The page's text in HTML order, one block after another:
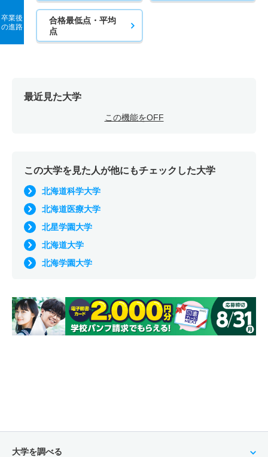
卒業後
の進路
合格最低点・平均
点
最近見た大学
この機能をOFF
この大学を見た人が他にもチェックした大学
北海道科学大学
北海道医療大学
北星学園大学
北海道大学
北海学園大学
大学を調べる